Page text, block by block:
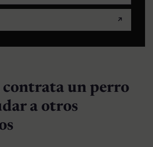
↗
un perro
a otros